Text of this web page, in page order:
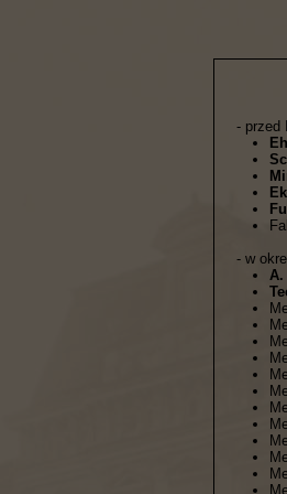
- przed
- w
A.